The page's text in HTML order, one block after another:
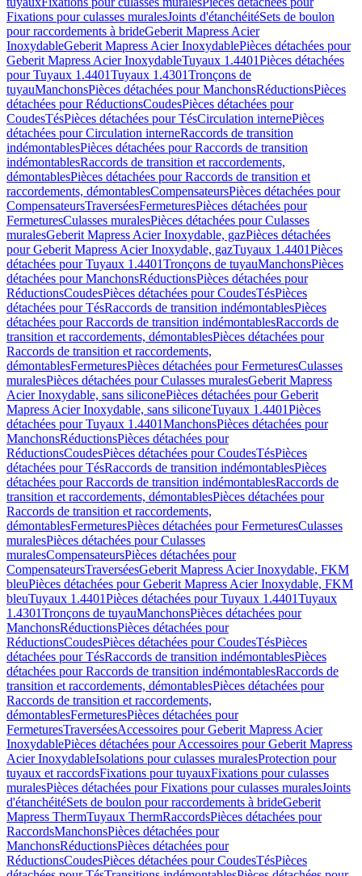
Fixations pour culasses muralesJoints d'étanchéitéSets de boulon
pour raccordements à brideGeberit Mapress Acier
InoxydableGeberit Mapress Acier InoxydablePièces détachées pour
Geberit Mapress Acier InoxydableTuyaux 1.4401Pièces détachées
pour Tuyaux 1.4401Tuyaux 1.4301Tronçons de
tuyauManchonsPièces détachées pour ManchonsRéductionsPièces
détachées pour RéductionsCoudesPièces détachées pour
CoudesTésPièces détachées pour TésCirculation internePièces
détachées pour Circulation interneRaccords de transition
indémontablesPièces détachées pour Raccords de transition
indémontablesRaccords de transition et raccordements,
démontablesPièces détachées pour Raccords de transition et
raccordements, démontablesCompensateursPièces détachées pour
CompensateursTraverséesFermeturesPièces détachées pour
FermeturesCulasses muralesPièces détachées pour Culasses
muralesGeberit Mapress Acier Inoxydable, gazPièces détachées
pour Geberit Mapress Acier Inoxydable, gazTuyaux 1.4401Pièces
détachées pour Tuyaux 1.4401Tronçons de tuyauManchonsPièces
détachées pour ManchonsRéductionsPièces détachées pour
RéductionsCoudesPièces détachées pour CoudesTésPièces
détachées pour TésRaccords de transition indémontablesPièces
détachées pour Raccords de transition indémontablesRaccords de
transition et raccordements, démontablesPièces détachées pour
Raccords de transition et raccordements,
démontablesFermeturesPièces détachées pour FermeturesCulasses
muralesPièces détachées pour Culasses muralesGeberit Mapress
Acier Inoxydable, sans siliconePièces détachées pour Geberit
Mapress Acier Inoxydable, sans siliconeTuyaux 1.4401Pièces
détachées pour Tuyaux 1.4401ManchonsPièces détachées pour
ManchonsRéductionsPièces détachées pour
RéductionsCoudesPièces détachées pour CoudesTésPièces
détachées pour TésRaccords de transition indémontablesPièces
détachées pour Raccords de transition indémontablesRaccords de
transition et raccordements, démontablesPièces détachées pour
Raccords de transition et raccordements,
démontablesFermeturesPièces détachées pour FermeturesCulasses
muralesPièces détachées pour Culasses
muralesCompensateursPièces détachées pour
CompensateursTraverséesGeberit Mapress Acier Inoxydable, FKM
bleuPièces détachées pour Geberit Mapress Acier Inoxydable, FKM
bleuTuyaux 1.4401Pièces détachées pour Tuyaux 1.4401Tuyaux
1.4301Tronçons de tuyauManchonsPièces détachées pour
ManchonsRéductionsPièces détachées pour
RéductionsCoudesPièces détachées pour CoudesTésPièces
détachées pour TésRaccords de transition indémontablesPièces
détachées pour Raccords de transition indémontablesRaccords de
transition et raccordements, démontablesPièces détachées pour
Raccords de transition et raccordements,
démontablesFermeturesPièces détachées pour
FermeturesTraverséesAccessoires pour Geberit Mapress Acier
InoxydablePièces détachées pour Accessoires pour Geberit Mapress
Acier InoxydableIsolations pour culasses muralesProtection pour
tuyaux et raccordsFixations pour tuyauxFixations pour culasses
muralesPièces détachées pour Fixations pour culasses muralesJoints
d'étanchéitéSets de boulon pour raccordements à brideGeberit
Mapress ThermTuyaux ThermRaccordsPièces détachées pour
RaccordsManchonsPièces détachées pour
ManchonsRéductionsPièces détachées pour
RéductionsCoudesPièces détachées pour CoudesTésPièces